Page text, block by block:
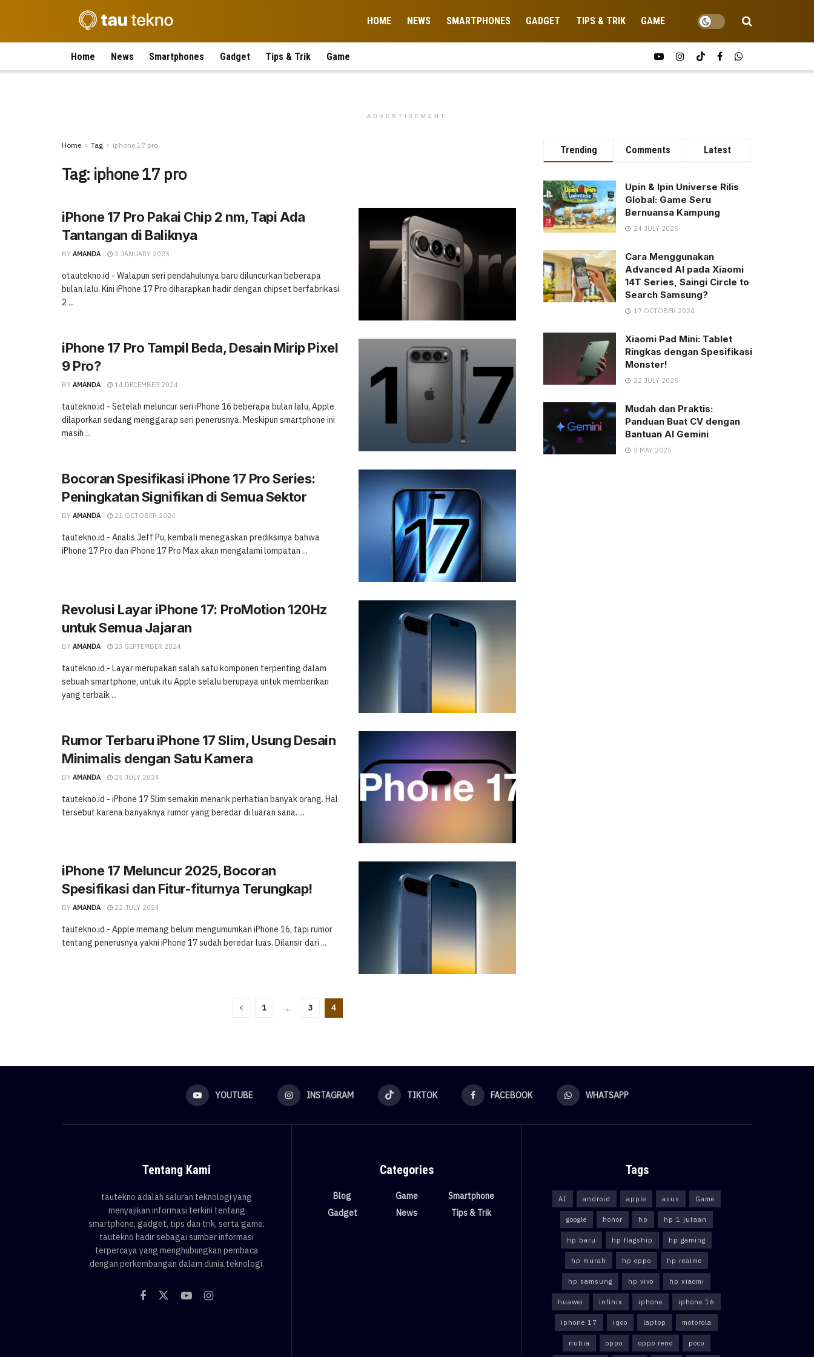
HOME NEWS SMARTPHONES GADGET TIPS & TRIK GAME
Home News Smartphones Gadget Tips & Trik Game
ADVERTISEMENT
Home Tag iphone 17 pro
Tag: iphone 17 pro
iPhone 17 Pro Pakai Chip 2 nm, Tapi Ada
Tantangan di Baliknya
BY AMANDA 3 JANUARY 2025
otautekno.id - Walapun seri pendahulunya baru diluncurkan beberapa
bulan lalu. Kini iPhone 17 Pro diharapkan hadir dengan chipset berfabrikasi
2 ...
iPhone 17 Pro Tampil Beda, Desain Mirip Pixel
9 Pro?
BY AMANDA 14 DECEMBER 2024
tautekno.id - Setelah meluncur seri iPhone 16 beberapa bulan lalu, Apple
dilaporkan sedang menggarap seri penerusnya. Meskipun smartphone ini
masih ...
Bocoran Spesifikasi iPhone 17 Pro Series:
Peningkatan Signifikan di Semua Sektor
BY AMANDA 21 OCTOBER 2024
tautekno.id - Analis Jeff Pu, kembali menegaskan prediksinya bahwa
iPhone 17 Pro dan iPhone 17 Pro Max akan mengalami lompatan ...
Revolusi Layar iPhone 17: ProMotion 120Hz
untuk Semua Jajaran
BY AMANDA 23 SEPTEMBER 2024
tautekno.id - Layar merupakan salah satu komponen terpenting dalam
sebuah smartphone, untuk itu Apple selalu berupaya untuk memberikan
yang terbaik ...
Rumor Terbaru iPhone 17 Slim, Usung Desain
Minimalis dengan Satu Kamera
BY AMANDA 25 JULY 2024
tautekno.id - iPhone 17 Slim semakin menarik perhatian banyak orang. Hal
tersebut karena banyaknya rumor yang beredar di luaran sana. ...
iPhone 17 Meluncur 2025, Bocoran
Spesifikasi dan Fitur-fiturnya Terungkap!
BY AMANDA 22 JULY 2024
tautekno.id - Apple memang belum mengumumkan iPhone 16, tapi rumor
tentang penerusnya yakni iPhone 17 sudah beredar luas. Dilansir dari ...
1 … 3 4
Trending Comments Latest
Upin & Ipin Universe Rilis
Global: Game Seru
Bernuansa Kampung
24 JULY 2025
Cara Menggunakan
Advanced AI pada Xiaomi
14T Series, Saingi Circle to
Search Samsung?
17 OCTOBER 2024
Xiaomi Pad Mini: Tablet
Ringkas dengan Spesifikasi
Monster!
22 JULY 2025
Mudah dan Praktis:
Panduan Buat CV dengan
Bantuan AI Gemini
5 MAY 2025
YOUTUBE INSTAGRAM TIKTOK FACEBOOK WHATSAPP
Tentang Kami
tautekno adalah saluran teknologi yang
menyajikan informasi terkini tentang
smartphone, gadget, tips dan trik, serta game.
tautekno hadir sebagai sumber informasi
terpercaya yang menghubungkan pembaca
dengan perkembangan dalam dunia teknologi.
Categories
Blog
Gadget
Game
News
Smartphone
Tips & Trik
Tags
AI android apple asus Game
google honor hp hp 1 jutaan
hp baru hp flagship hp gaming
hp murah hp oppo hp realme
hp samsung hp vivo hp xiaomi
huawei infinix iphone iphone 16
iphone 17 iqoo laptop motorola
nubia oppo oppo reno poco